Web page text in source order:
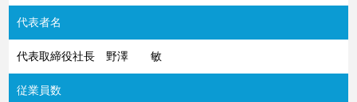
代表者名
代表取締役社長 野澤 敏
従業員数